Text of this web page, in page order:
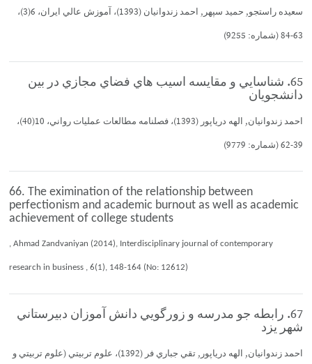
سعيده راستجو, حميد سپهر, احمد زندوانيان (1393)، آموزش عالي ايران، 6(3)،
63-84 (شماره: 9255)
65. شناسايي و مقايسه اسيب هاي فضاي مجازي در بين
دانشجويان
احمد زندوانيان, الهه درياپور (1393)، فصلنامه مطالعات عمليات رواني، 10(40)،
39-62 (شماره: 9779)
66. The eximination of the relationship between
perfectionism and academic burnout as well as academic
achievement of college students
, Ahmad Zandvaniyan (2014), Interdisciplinary journal of contemporary
research in business , 6(1), 148-164 (No: 12612)
67. رابطه جو مدرسه و زورگويي دانش آموزان دبيرستاني
شهر يزد
احمد زندوانيان, الهه درياپور, تقي جباري فر (1392)، علوم تربيتي (علوم تربيتي و